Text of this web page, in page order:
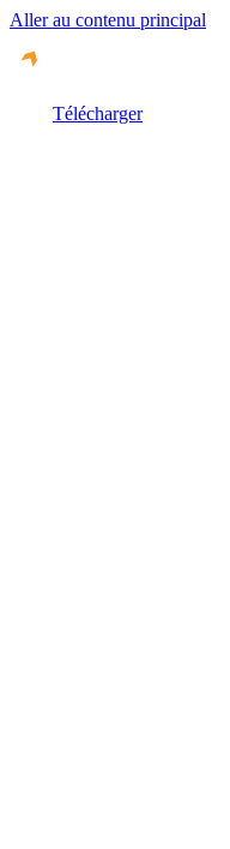
Aller au contenu principal
Télécharger